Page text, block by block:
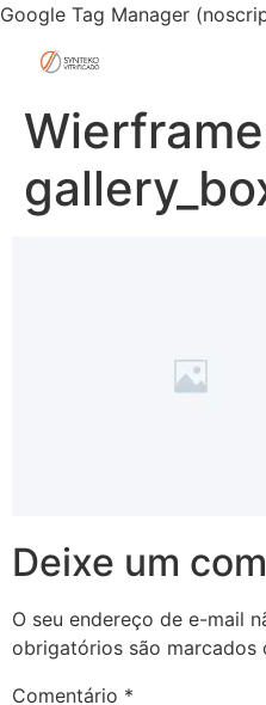
Google Tag Manager
Deixe um
O seu endereço de e-mail
obrigatórios são marcados
Comentário *